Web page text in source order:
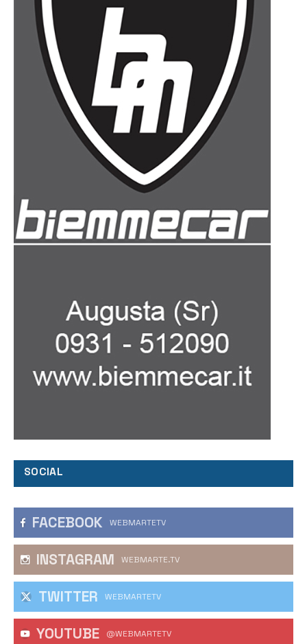
SOCIAL
FACEBOOK WEBMARTETV
INSTAGRAM WEBMARTE.TV
TWITTER WEBMARTETV
YOUTUBE @WEBMARTETV